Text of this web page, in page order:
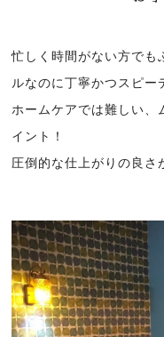
忙しく時間がない方でも
ルなのに丁寧かつスピー
ホームケアでは難しい、
イント！
圧倒的な仕上がりの良さ